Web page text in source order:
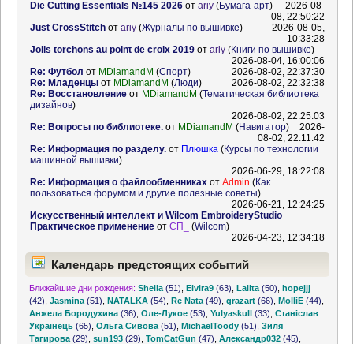
Die Cutting Essentials №145 2026от ariy(Бумага-арт)
2026-08-
08, 22:50:22
Just CrossStitchот ariy(Журналы по вышивке)
2026-08-05,
10:33:28
Jolis torchons au point de croix 2019от ariy(Книги по вышивке)
2026-08-04, 16:00:06
Re: Футбол от MDiamandM (Спорт)
2026-08-02, 22:37:30
Re: Младенцыот MDiamandM (Люди)
2026-08-02, 22:32:38
Re: Восстановлениеот MDiamandM (Тематическая библиотека
дизайнов)
2026-08-02, 22:25:03
Re: Вопросы по библиотеке.от MDiamandM (Навигатор)
2026-
08-02, 22:11:42
Re: Информация по разделу.от Плюшка (Курсы по технологии
машинной вышивки)
2026-06-29, 18:22:08
Re: Информация о файлообменникахот Admin (Как
пользоваться форумом и другие полезные советы)
2026-06-21, 12:24:25
Искусственный интеллект и Wilcom EmbroideryStudio
Практическое применениеот СП_ (Wilcom)
2026-04-23, 12:34:18
Календарь предстоящих событий
Ближайшие дни рождения: Sheila (51) ,Elvira9 (63) ,Lalita (50) ,hopejjj
(42) ,Jasmina (51) ,NATALKA (54) ,Re Nata (49) ,grazart (66) ,MolliE (44)
Анжела Бородухина (36) ,Оле-Лукое (53) ,Yulyaskull (33) ,Станіслав
Українець (65) ,Ольга Сивова (51) ,MichaelToody (51) ,Зиля
Тагирова (29) ,sun193 (29) ,TomCatGun (47) ,Александр032 (45)